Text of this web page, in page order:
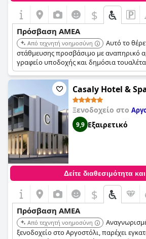
$
Πρόσβαση ΑΜΕΑ
Από τεχνητή νοημοσύνη
Αυτό το
στάθμευσης προσβάσιμο με αναπηρικό
γραφείο υποδοχής και δημόσια
αναπηρικό αμαξίδιο. Διαθέτει επίσης
διαδρόμους.
Casaly Hotel &
Ξενοδοχείο στο
9,9 Εξαιρετικό
Δείτε διαθεσιμότητα και
$
Πρόσβαση ΑΜΕΑ
Από τεχνητή νοημοσύνη
ξενοδοχείο στο Αργοστόλι, παρέχει